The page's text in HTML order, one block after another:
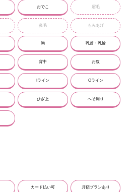
おでこ 眉毛
鼻毛 もみあげ
胸 乳首・乳輪
背中 お腹
Iライン Oライン
ひざ上 へそ周り
カード払い可 月額プランあり